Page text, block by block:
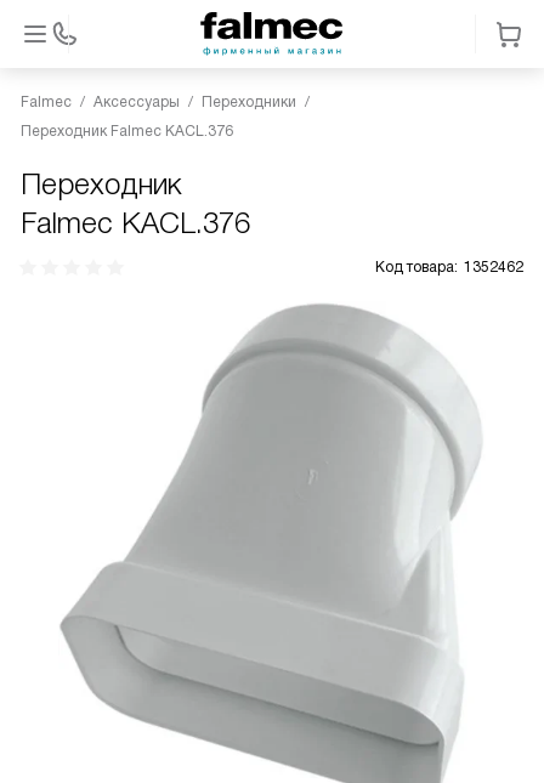
Falmec Аксессуары
Переходники
Переходник Falmec KACL.376
Переходник
Falmec KACL.376
Код товара: 1352462